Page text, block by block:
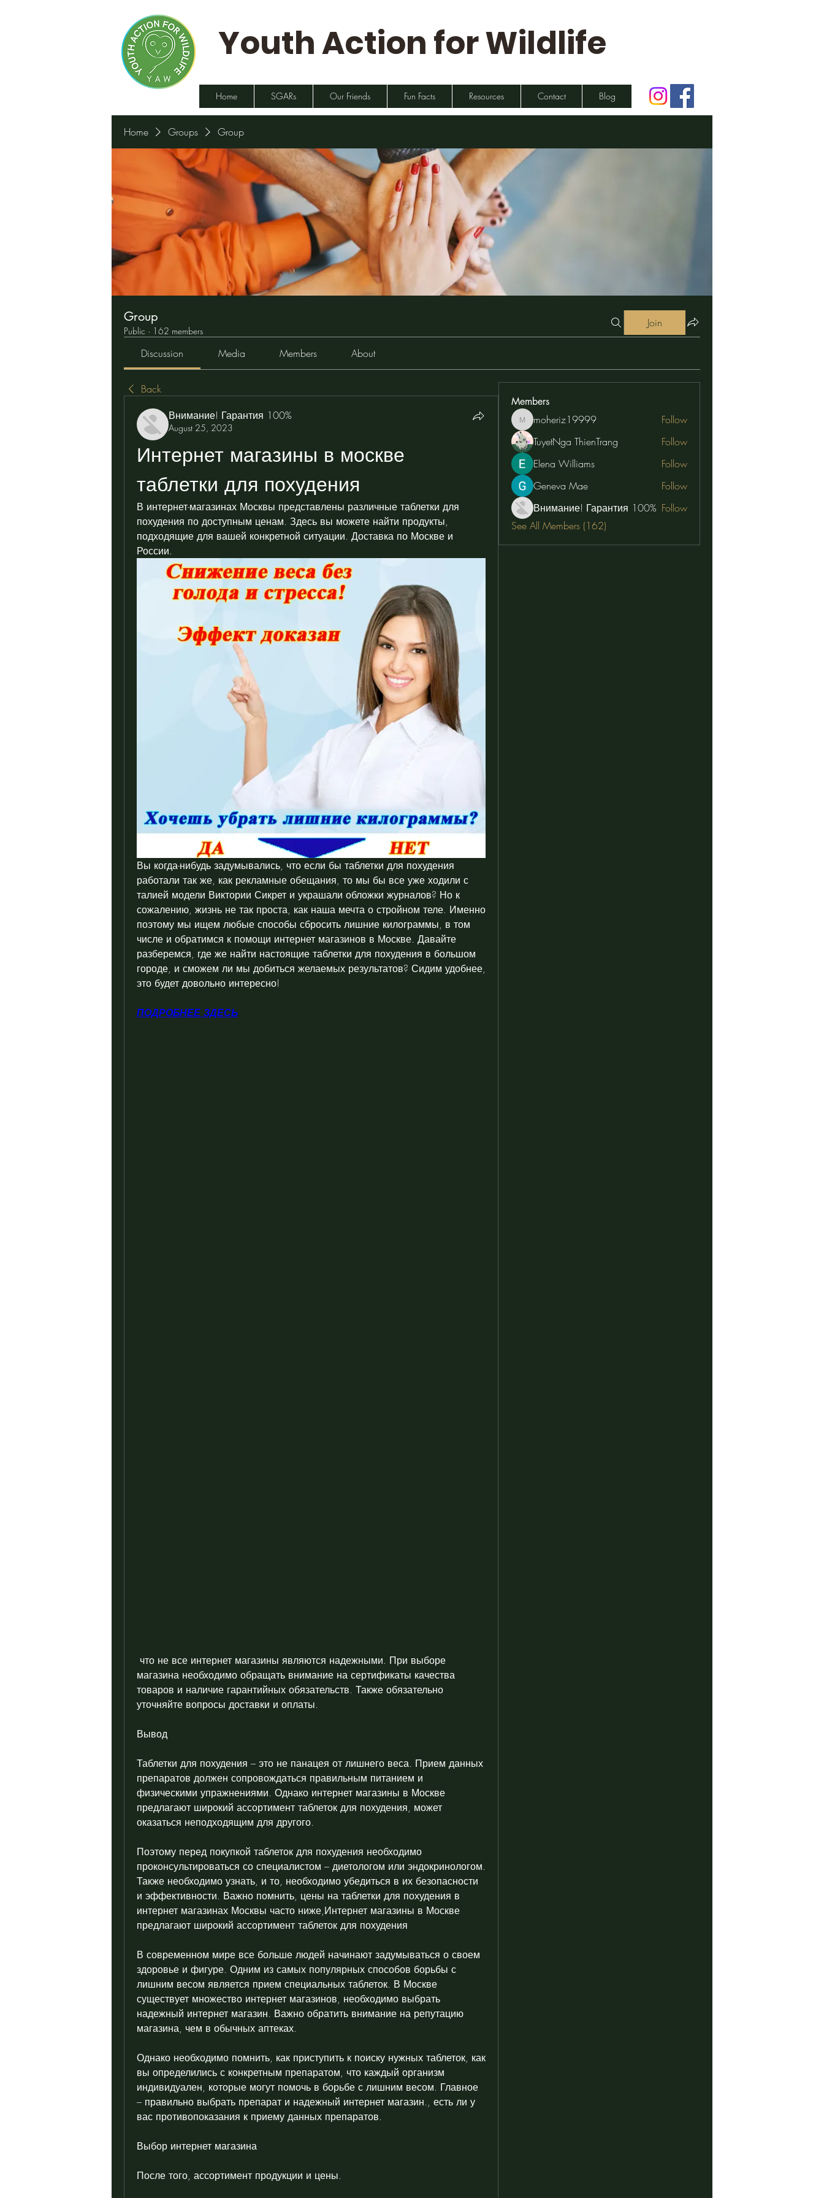
Youth Action for Wildlife
Home SGARs Our Friends Fun Facts Resources Contact Blog
Home Groups Group
Group
Public · 162 members
Join
Discussion Media Members About
Back
Внимание! Гарантия 100%
August 25, 2023
Интернет магазины в москве
таблетки для похудения
В интернет-магазинах Москвы представлены различные таблетки для
похудения по доступным ценам. Здесь вы можете найти продукты,
подходящие для вашей конкретной ситуации. Доставка по Москве и
России.
Вы когда-нибудь задумывались, что если бы таблетки для похудения
работали так же, как рекламные обещания, то мы бы все уже ходили с
талией модели Виктории Сикрет и украшали обложки журналов? Но к
сожалению, жизнь не так проста, как наша мечта о стройном теле. Именно
поэтому мы ищем любые способы сбросить лишние килограммы, в том
числе и обратимся к помощи интернет магазинов в Москве. Давайте
разберемся, где же найти настоящие таблетки для похудения в большом
городе, и сможем ли мы добиться желаемых результатов? Сидим удобнее,
это будет довольно интересно!
ПОДРОБНЕЕ ЗДЕСЬ
магазина необходимо обращать внимание на сертификаты качества
товаров и наличие гарантийных обязательств. Также обязательно
уточняйте вопросы доставки и оплаты.
Вывод
Таблетки для похудения – это не панацея от лишнего веса. Прием данных
препаратов должен сопровождаться правильным питанием и
физическими упражнениями. Однако интернет магазины в Москве
предлагают широкий ассортимент таблеток для похудения, может
оказаться неподходящим для другого.
Поэтому перед покупкой таблеток для похудения необходимо
проконсультироваться со специалистом – диетологом или эндокринологом.
Также необходимо узнать, и то, необходимо убедиться в их безопасности
и эффективности. Важно помнить, цены на таблетки для похудения в
интернет магазинах Москвы часто ниже,Интернет магазины в Москве
предлагают широкий ассортимент таблеток для похудения
В современном мире все больше людей начинают задумываться о своем
здоровье и фигуре. Одним из самых популярных способов борьбы с
лишним весом является прием специальных таблеток. В Москве
существует множество интернет магазинов, необходимо выбрать
надежный интернет магазин. Важно обратить внимание на репутацию
магазина, чем в обычных аптеках.
Однако необходимо помнить, как приступить к поиску нужных таблеток, как
вы определились с конкретным препаратом, что каждый организм
индивидуален, которые могут помочь в борьбе с лишним весом. Главное
– правильно выбрать препарат и надежный интернет магазин., есть ли у
вас противопоказания к приему данных препаратов.
Выбор интернет магазина
После того, ассортимент продукции и цены.
Members
moheriz19999
moheriz19999
Follow
TuyetNga ThienTrang
Follow
Elena Williams
Follow
Geneva Mae
Follow
Внимание! Гарантия 100% Follow
See All Members (162)